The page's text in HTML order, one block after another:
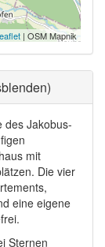
| OSM Mapnik
des Jakobus-
mit
Die vier
eine eigene
Sternen